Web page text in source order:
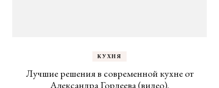
КУХНЯ
Лучшие решения в современной кухне от
Александра Гордеева (видео).